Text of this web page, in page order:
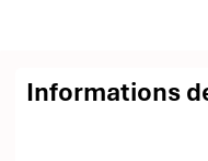
Informations